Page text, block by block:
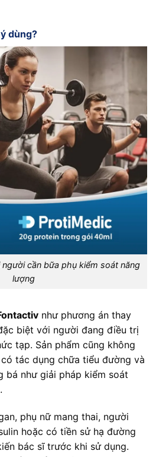
dùng?
cần bữa phụ kiểm soát năng
lượng
như phương án thay
biệt với người đang điều trị
tạp. Sản phẩm cũng không
tác dụng chữa tiểu đường và
bá như giải pháp kiểm soát
phụ nữ mang thai, người
hoặc có tiền sử hạ đường
bác sĩ trước khi sử dụng.